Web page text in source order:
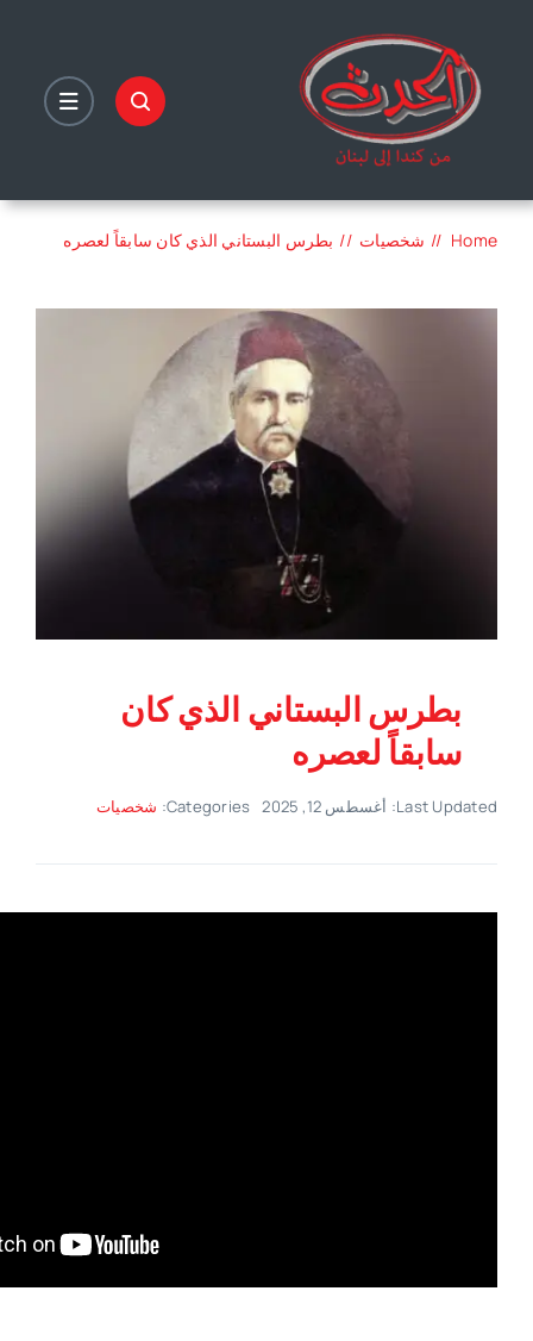
content
Home شخصيات بطرس البستاني الذي كان سابقاً لعصره
بطرس البستاني الذي كان
سابقاً لعصره
Last Updated: أغسطس 12, 2025 Categories: شخصيات